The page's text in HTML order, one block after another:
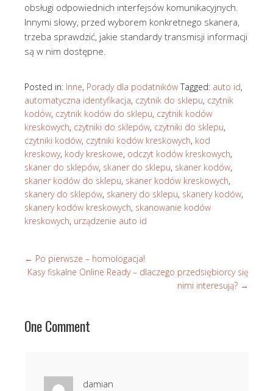
obsługi odpowiednich interfejsów komunikacyjnych.
Innymi słowy, przed wyborem konkretnego skanera,
trzeba sprawdzić, jakie standardy transmisji informacji
są w nim dostępne.
Posted in: Inne, Porady dla podatników Tagged: auto id,
automatyczna identyfikacja, czytnik do sklepu, czytnik
kodów, czytnik kodów do sklepu, czytnik kodów
kreskowych, czytniki do sklepów, czytniki do sklepu,
czytniki kodów, czytniki kodów kreskowych, kod
kreskowy, kody kreskowe, odczyt kodów kreskowych,
skaner do sklepów, skaner do sklepu, skaner kodów,
skaner kodów do sklepu, skaner kodów kreskowych,
skanery do sklepów, skanery do sklepu, skanery kodów,
skanery kodów kreskowych, skanowanie kodów
kreskowych, urządzenie auto id
← Po pierwsze – homologacja!
Kasy fiskalne Online Ready – dlaczego przedsiębiorcy się
nimi interesują? →
One Comment
damian